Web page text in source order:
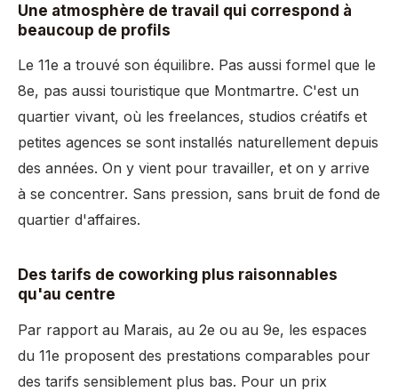
Une atmosphère de travail qui correspond à
beaucoup de profils
Le 11e a trouvé son équilibre. Pas aussi formel que le
8e, pas aussi touristique que Montmartre. C'est un
quartier vivant, où les freelances, studios créatifs et
petites agences se sont installés naturellement depuis
des années. On y vient pour travailler, et on y arrive
à se concentrer. Sans pression, sans bruit de fond de
quartier d'affaires.
Des tarifs de coworking plus raisonnables
qu'au centre
Par rapport au Marais, au 2e ou au 9e, les espaces
du 11e proposent des prestations comparables pour
des tarifs sensiblement plus bas. Pour un prix